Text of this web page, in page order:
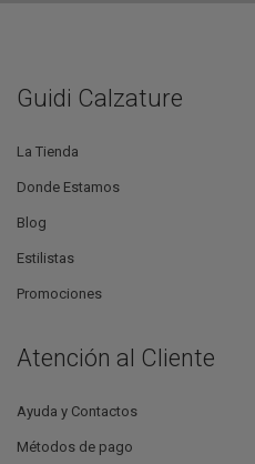
Guidi Calzature
La Tienda
Donde Estamos
Blog
Estilistas
Promociones
Atención al Cliente
Ayuda y Contactos
Métodos de pago